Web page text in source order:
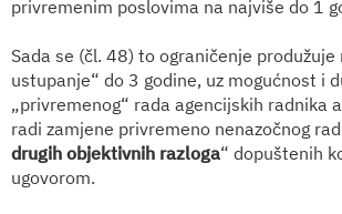
privremenim poslovima na najviše do 1
Sada se (čl. 48) to ograničenje
ustupanje“ do 3 godine, uz mogućnost i
„privremenog“ rada agencijskih radnika
radi zamjene privremeno nenazočnog
drugih objektivnih razloga“ dopuštenih
ugovorom.